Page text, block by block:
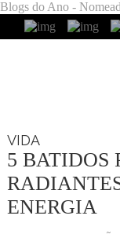
Blogs do Ano -
VIDA
5 BATIDOS
ENERGIA